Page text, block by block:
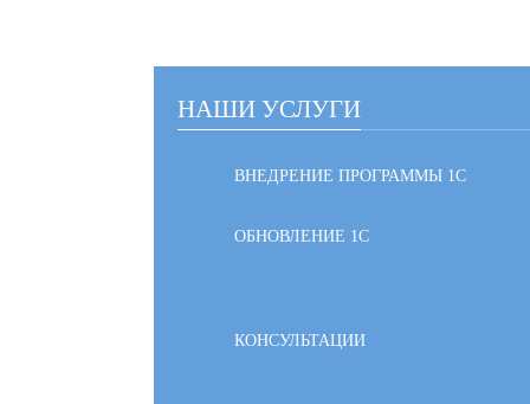
НАШИ УСЛУГИ
ВНЕДРЕНИЕ ПРОГРАММЫ 1С
ОБНОВЛЕНИЕ 1С
КОНСУЛЬТАЦИИ